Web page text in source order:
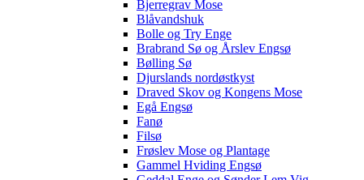
Bjerregrav Mose
Blåvandshuk
Bolle og Try Enge
Brabrand Sø og Årslev Engsø
Bølling Sø
Djurslands nordøstkyst
Draved Skov og Kongens Mose
Egå Engsø
Fanø
Filsø
Frøslev Mose og Plantage
Gammel Hviding Engsø